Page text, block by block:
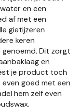
en een
af met een
gietijzeren
keren
genoemd. Dit zorgt
en
je product toch
even goed met een
hem zelf even